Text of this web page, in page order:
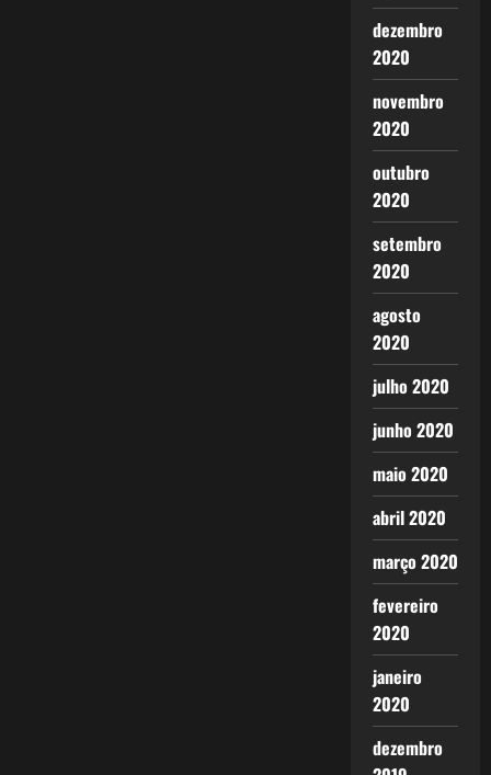
dezembro
2020
novembro
2020
outubro
2020
setembro
2020
agosto
2020
julho 2020
junho 2020
maio 2020
abril 2020
março 2020
fevereiro
2020
janeiro
2020
dezembro